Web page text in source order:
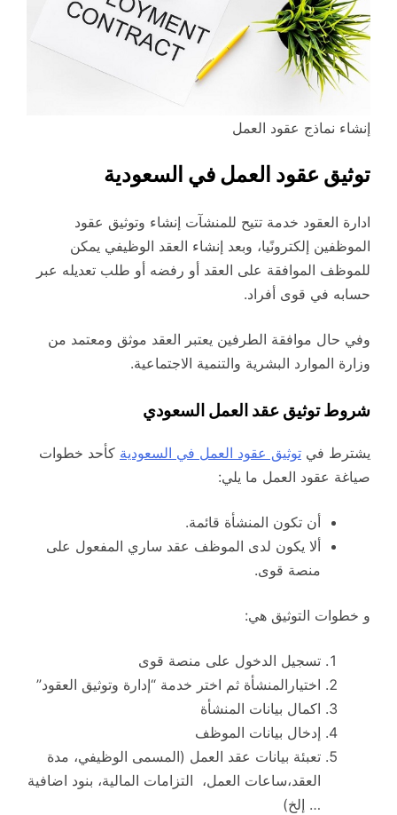
إنشاء نماذج عقود العمل
توثيق عقود العمل في السعودية
ادارة العقود خدمة تتيح للمنشآت إنشاء وتوثيق عقود
الموظفين إلكترونًيا، وبعد إنشاء العقد الوظيفي يمكن
للموظف الموافقة على العقد أو رفضه أو طلب تعديله عبر
حسابه في قوى أفراد.
وفي حال موافقة الطرفين يعتبر العقد موثق ومعتمد من
وزارة الموارد البشرية والتنمية الاجتماعية.
شروط توثيق عقد العمل السعودي
يشترط في توثيق عقود العمل في السعودية كأحد خطوات
صياغة عقود العمل ما يلي:
أن تكون المنشأة قائمة.
ألا يكون لدى الموظف عقد ساري المفعول على
منصة قوى.
و خطوات التوثيق هي:
تسجيل الدخول على منصة قوى
اختيارالمنشأة ثم اختر خدمة “إدارة وتوثيق العقود”
اكمال بيانات المنشأة
إدخال بيانات الموظف
تعبئة بيانات عقد العمل (المسمى الوظيفي، مدة
العقد،ساعات العمل، التزامات المالية، بنود اضافية
… إلخ)